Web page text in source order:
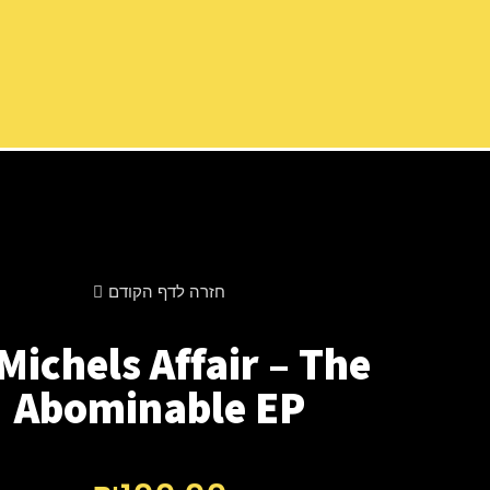
חזרה לדף הקודם
Affair – The
Abominable EP